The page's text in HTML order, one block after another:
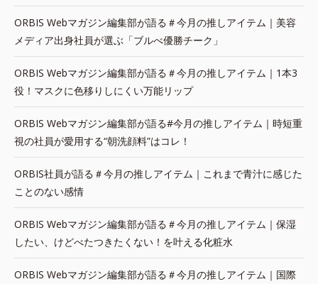
ORBIS Webマガジン編集部が語る＃今月の推しアイテム｜美容
メディア出身社員が選ぶ「ブルべ優勝チーク」
ORBIS Webマガジン編集部が語る＃今月の推しアイテム｜1本3
役！マスクに色移りしにくい万能リップ
ORBIS Webマガジン編集部が語る#今月の推しアイテム｜時短重
視の社員が愛用する“朝洗顔料”はコレ！
ORBIS社員が語る＃今月の推しアイテム｜これまで青汁に感じた
ことのない感情
ORBIS Webマガジン編集部が語る＃今月の推しアイテム｜保湿
したい、けどべたつきたくない！を叶える化粧水
ORBIS Webマガジン編集部が語る＃今月の推しアイテム｜国際